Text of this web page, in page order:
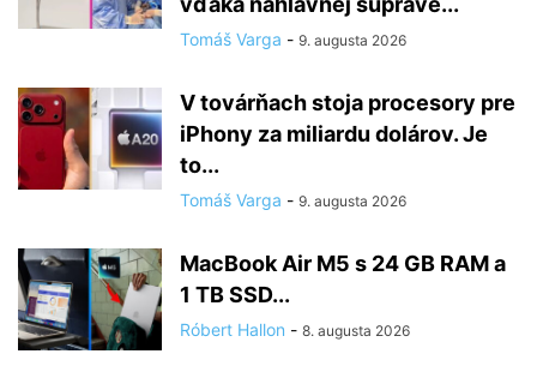
Tomáš Varga - 9. augusta 2026
V továrňach stoja procesory pre
iPhony za miliardu dolárov. Je
to...
Tomáš Varga - 9. augusta 2026
MacBook Air M5 s 24 GB RAM a
1 TB SSD...
Róbert Hallon - 8. augusta 2026